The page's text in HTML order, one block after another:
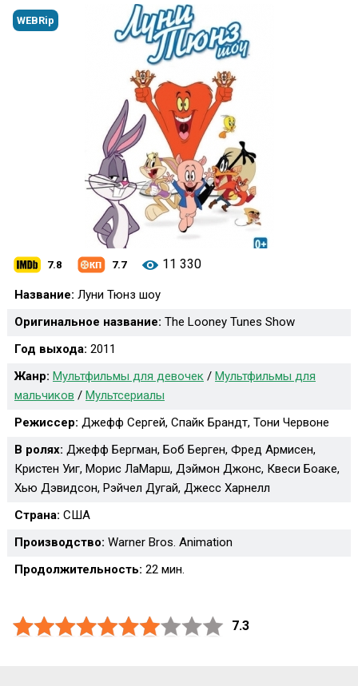
WEBRip
7.8 7.7 11 330
Название: Луни Тюнз шоу
Оригинальное название: The Looney Tunes Show
Год выхода: 2011
Жанр: Мультфильмы для девочек / Мультфильмы для
мальчиков / Мультсериалы
Режиссер: Джефф Сергей, Спайк Брандт, Тони Червоне
В ролях: Джефф Бергман, Боб Берген, Фред Армисен,
Кристен Уиг, Морис ЛаМарш, Дэймон Джонс, Квеси Боаке,
Хью Дэвидсон, Рэйчел Дугай, Джесс Харнелл
Страна: США
Производство: Warner Bros. Animation
Продолжительность: 22 мин.
7.3